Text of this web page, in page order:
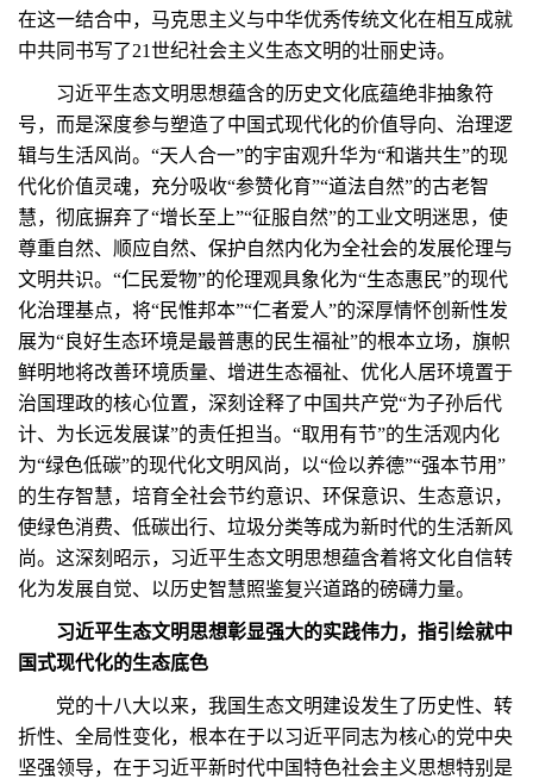
在这一结合中，马克思主义与中华优秀传统文化在相互成就
中共同书写了21世纪社会主义生态文明的壮丽史诗。
习近平生态文明思想蕴含的历史文化底蕴绝非抽象符
号，而是深度参与塑造了中国式现代化的价值导向、治理逻
辑与生活风尚。“天人合一”的宇宙观升华为“和谐共生”的现
代化价值灵魂，充分吸收“参赞化育”“道法自然”的古老智
慧，彻底摒弃了“增长至上”“征服自然”的工业文明迷思，使
尊重自然、顺应自然、保护自然内化为全社会的发展伦理与
文明共识。“仁民爱物”的伦理观具象化为“生态惠民”的现代
化治理基点，将“民惟邦本”“仁者爱人”的深厚情怀创新性发
展为“良好生态环境是最普惠的民生福祉”的根本立场，旗帜
鲜明地将改善环境质量、增进生态福祉、优化人居环境置于
治国理政的核心位置，深刻诠释了中国共产党“为子孙后代
计、为长远发展谋”的责任担当。“取用有节”的生活观内化
为“绿色低碳”的现代化文明风尚，以“俭以养德”“强本节用”
的生存智慧，培育全社会节约意识、环保意识、生态意识，
使绿色消费、低碳出行、垃圾分类等成为新时代的生活新风
尚。这深刻昭示，习近平生态文明思想蕴含着将文化自信转
化为发展自觉、以历史智慧照鉴复兴道路的磅礴力量。
习近平生态文明思想彰显强大的实践伟力，指引绘就中
国式现代化的生态底色
党的十八大以来，我国生态文明建设发生了历史性、转
折性、全局性变化，根本在于以习近平同志为核心的党中央
坚强领导，在于习近平新时代中国特色社会主义思想特别是